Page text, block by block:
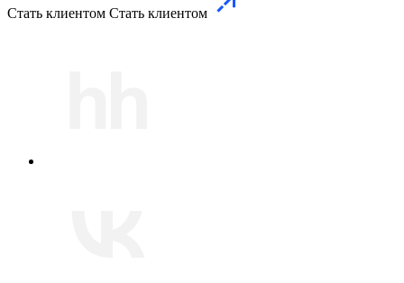
Стать клиентом Стать клиентом